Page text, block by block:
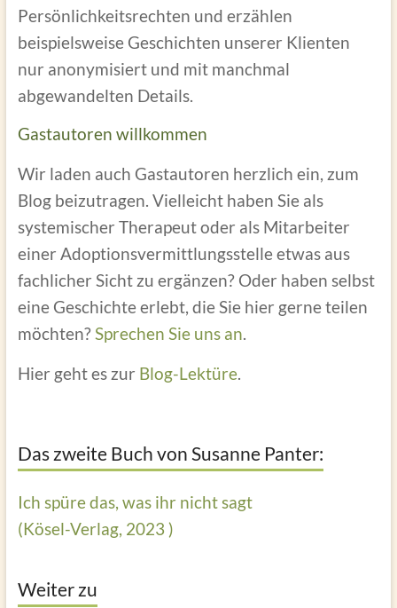
Persönlichkeitsrechten und erzählen
beispielsweise Geschichten unserer Klienten
nur anonymisiert und mit manchmal
abgewandelten Details.
Gastautoren willkommen
Wir laden auch Gastautoren herzlich ein, zum
Blog beizutragen. Vielleicht haben Sie als
systemischer Therapeut oder als Mitarbeiter
einer Adoptionsvermittlungsstelle etwas aus
fachlicher Sicht zu ergänzen? Oder haben selbst
eine Geschichte erlebt, die Sie hier gerne teilen
möchten?Sprechen Sie uns an.
Hier geht es zur Blog-Lektüre.
Das zweite Buch von Susanne Panter:
Ich spüre das, was ihr nicht sagt
(Kösel-Verlag, 2023 )
Weiter zu